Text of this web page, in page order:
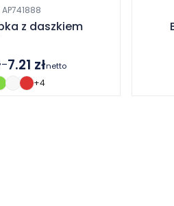
AP741888
z daszkiem
–7.21 złnetto
+4